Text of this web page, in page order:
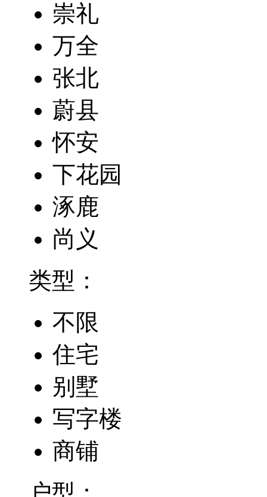
崇礼
万全
张北
蔚县
怀安
下花园
涿鹿
尚义
类型：
不限
住宅
别墅
写字楼
商铺